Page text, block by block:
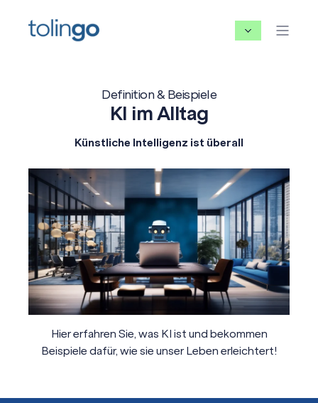
Definition & Beispiele
KI im Alltag
Künstliche Intelligenz ist überall
Hier erfahren Sie, was KI ist und bekommen
Beispiele dafür, wie sie unser Leben erleichtert!